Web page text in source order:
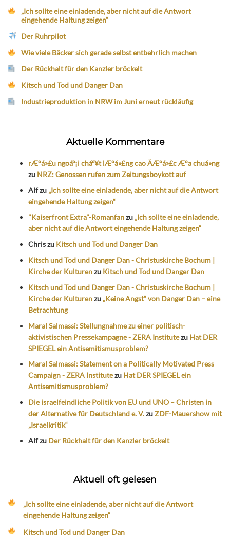
„Ich sollte eine einladende, aber nicht auf die Antwort
eingehende Haltung zeigen“
Der Ruhrpilot
Wie viele Bäcker sich gerade selbst entbehrlich machen
Der Rückhalt für den Kanzler bröckelt
Kitsch und Tod und Danger Dan
Industrieproduktion in NRW im Juni erneut rückläufig
Aktuelle Kommentare
rÆ°á»£u ngoáº¡i cháº¥t lÆ°á»£ng cao ÄÆ°á»£c Æ°a chuá»ng
zu NRZ: Genossen rufen zum Zeitungsboykott auf
Alfzu „Ich sollte eine einladende, aber nicht auf die Antwort
eingehende Haltung zeigen“
"Kaiserfront Extra"-Romanfanzu „Ich sollte eine einladende,
aber nicht auf die Antwort eingehende Haltung zeigen“
Chriszu Kitsch und Tod und Danger Dan
Kitsch und Tod und Danger Dan - Christuskirche Bochum |
Kirche der Kulturenzu Kitsch und Tod und Danger Dan
Kitsch und Tod und Danger Dan - Christuskirche Bochum |
Kirche der Kulturenzu „Keine Angst“ von Danger Dan – eine
Betrachtung
Maral Salmassi: Stellungnahme zu einer politisch-
aktivistischen Pressekampagne - ZERA Institutezu Hat DER
SPIEGEL ein Antisemitismusproblem?
Maral Salmassi: Statement on a Politically Motivated Press
Campaign - ZERA Institutezu Hat DER SPIEGEL ein
Antisemitismusproblem?
Die israelfeindliche Politik von EU und UNO – Christen in
der Alternative für Deutschland e. V.zuZDF-Mauershow mit
„Israelkritik“
Alfzu Der Rückhalt für den Kanzler bröckelt
Aktuell oft gelesen
„Ich sollte eine einladende, aber nicht auf die Antwort
eingehende Haltung zeigen“
Kitsch und Tod und Danger Dan